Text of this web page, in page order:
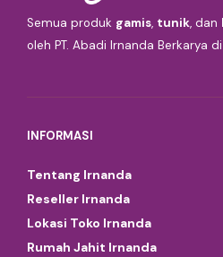
Semua produk gamis, tunik, dan
oleh PT. Abadi Irnanda Berkarya
INFORMASI
Tentang Irnanda
Reseller Irnanda
Lokasi Toko Irnanda
Rumah Jahit Irnanda